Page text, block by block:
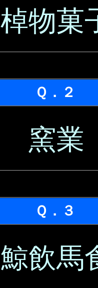
棹物菓
Ｑ．２
窯業
Ｑ．３
鯨飲馬